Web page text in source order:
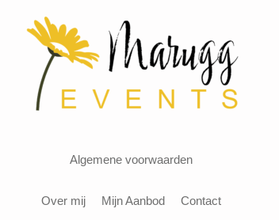
Algemene voorwaarden
Over mij Mijn Aanbod Contact